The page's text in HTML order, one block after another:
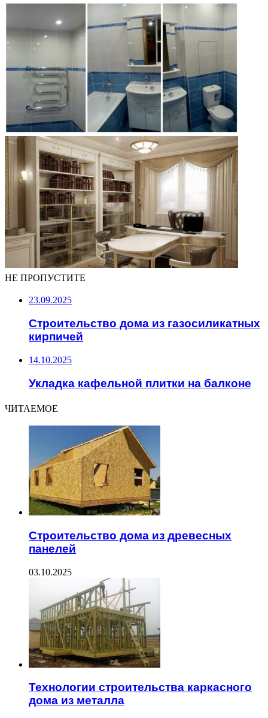
НЕ ПРОПУСТИТЕ
23.09.2025
Строительство дома из газосиликатных
кирпичей
14.10.2025
Укладка кафельной плитки на балконе
ЧИТАЕМОЕ
Строительство дома из древесных
панелей
03.10.2025
Технологии строительства каркасного
дома из металла